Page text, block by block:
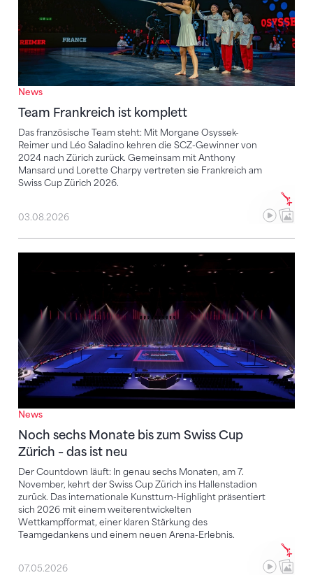
News
Team Frankreich ist komplett
Das französische Team steht: Mit Morgane Osyssek-
Reimer und Léo Saladino kehren die SCZ-Gewinner von
2024 nach Zürich zurück. Gemeinsam mit Anthony
Mansard und Lorette Charpy vertreten sie Frankreich am
Swiss Cup Zürich 2026.
03.08.2026
News
Noch sechs Monate bis zum Swiss Cup
Zürich – das ist neu
Der Countdown läuft: In genau sechs Monaten, am 7.
November, kehrt der Swiss Cup Zürich ins Hallenstadion
zurück. Das internationale Kunstturn-Highlight präsentiert
sich 2026 mit einem weiterentwickelten
Wettkampfformat, einer klaren Stärkung des
Teamgedankens und einem neuen Arena-Erlebnis.
Noch sechs Monate bis zum Swiss Cup Zürich – das
07.05.2026